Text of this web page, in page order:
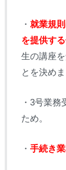
・ 就業規
を提供す
生の講座
とを決めま
・3号業
ため。
・ 手続き